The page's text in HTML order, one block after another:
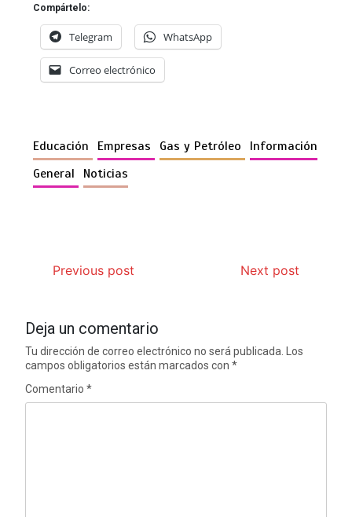
Compártelo:
Telegram WhatsApp
Correo electrónico
Educación Empresas Gas y Petróleo
Información
General
Noticias
Previous post Next post
Deja un comentario
Tu dirección de correo electrónico no será publicada.
Los
campos obligatorios están marcados con*
Comentario*